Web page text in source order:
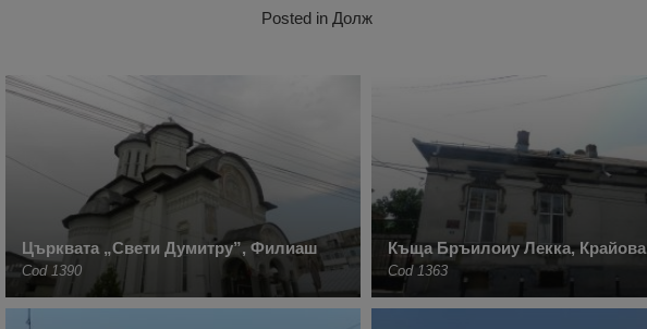
Posted in Долж
Църквата „Свети Думитру”, Филиаш
Cod 1390
Къща Бръилоиу Лекка, Крайова
Cod 1363